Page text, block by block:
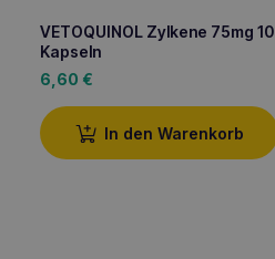
VETOQUINOL Zylkene 75mg 10
Kapseln
6,60 €
In den Warenkorb